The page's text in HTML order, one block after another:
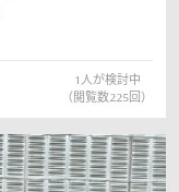
1 人が検討中
（閲覧数225回）